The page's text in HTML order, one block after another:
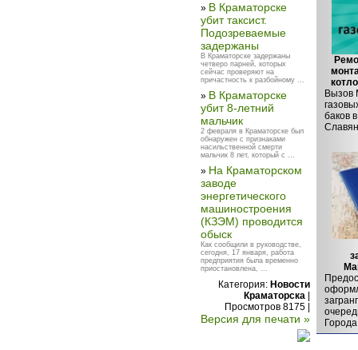
» В Краматорске
убит таксист.
Подозреваемые
задержаны
В Краматорске задержаны
четверо парней, которых
сейчас проверяют на
причастность к разбойному ...
» В Краматорске
убит 8-летний
мальчик
2 февраля в Краматорске был
обнаружен с признаками
насильственной смерти
мальчик 8 лет, который с ...
» На Краматорском
заводе
энергетического
машиностроения
(КЗЭМ) проводится
обыск
Как сообщили в руководстве,
сегодня, 17 января, работа
предприятия была временно
приостановлена, ...
Категория: Новости
Краматорска
Просмотров 8175 |
Версия для печати »
Вызов
баков